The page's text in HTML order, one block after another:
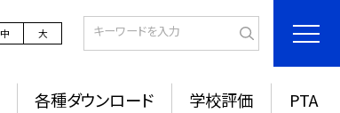
中 大
各種ダウンロード 学校評価 PTA